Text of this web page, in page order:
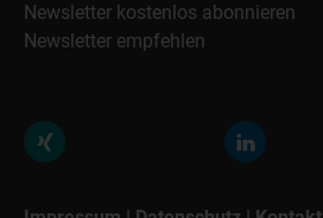
Newsletter kostenlos abonnieren
Newsletter empfehlen